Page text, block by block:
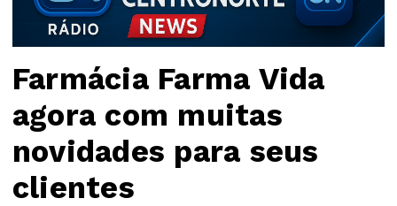
Farmácia Farma Vida
agora com muitas
novidades para seus
clientes